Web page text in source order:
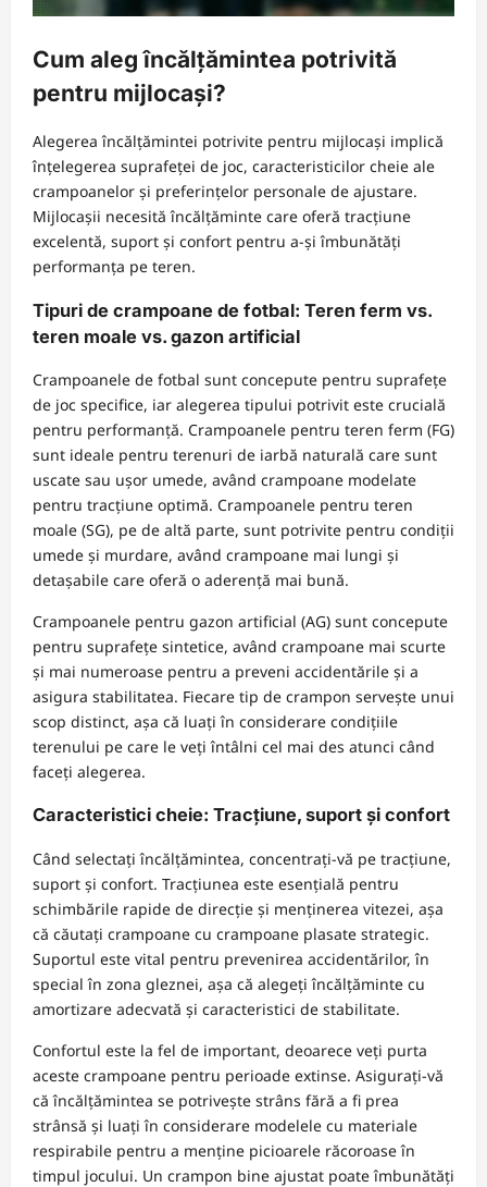
Cum aleg încălțămintea potrivită
pentru mijlocași?
Alegerea încălțămintei potrivite pentru mijlocași implică
înțelegerea suprafeței de joc, caracteristicilor cheie ale
crampoanelor și preferințelor personale de ajustare.
Mijlocașii necesită încălțăminte care oferă tracțiune
excelentă, suport și confort pentru a-și îmbunătăți
performanța pe teren.
Tipuri de crampoane de fotbal: Teren ferm vs.
teren moale vs. gazon artificial
Crampoanele de fotbal sunt concepute pentru suprafețe
de joc specifice, iar alegerea tipului potrivit este crucială
pentru performanță. Crampoanele pentru teren ferm (FG)
sunt ideale pentru terenuri de iarbă naturală care sunt
uscate sau ușor umede, având crampoane modelate
pentru tracțiune optimă. Crampoanele pentru teren
moale (SG), pe de altă parte, sunt potrivite pentru condiții
umede și murdare, având crampoane mai lungi și
detașabile care oferă o aderență mai bună.
Crampoanele pentru gazon artificial (AG) sunt concepute
pentru suprafețe sintetice, având crampoane mai scurte
și mai numeroase pentru a preveni accidentările și a
asigura stabilitatea. Fiecare tip de crampon servește unui
scop distinct, așa că luați în considerare condițiile
terenului pe care le veți întâlni cel mai des atunci când
faceți alegerea.
Caracteristici cheie: Tracțiune, suport și confort
Când selectați încălțămintea, concentrați-vă pe tracțiune,
suport și confort. Tracțiunea este esențială pentru
schimbările rapide de direcție și menținerea vitezei, așa
că căutați crampoane cu crampoane plasate strategic.
Suportul este vital pentru prevenirea accidentărilor, în
special în zona gleznei, așa că alegeți încălțăminte cu
amortizare adecvată și caracteristici de stabilitate.
Confortul este la fel de important, deoarece veți purta
aceste crampoane pentru perioade extinse. Asigurați-vă
că încălțămintea se potrivește strâns fără a fi prea
strânsă și luați în considerare modelele cu materiale
respirabile pentru a menține picioarele răcoroase în
timpul jocului. Un crampon bine ajustat poate îmbunătăți